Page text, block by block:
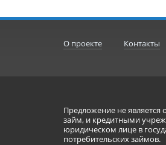
О проекте Контакты
Предложение не
займ, и кредитными
юридическом лице в
потребительских займов.